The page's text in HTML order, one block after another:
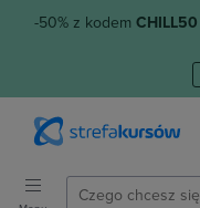
-50% z kodem CHILL50